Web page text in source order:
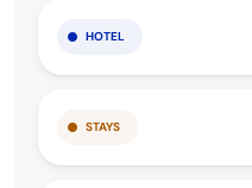
HOTEL
STAYS